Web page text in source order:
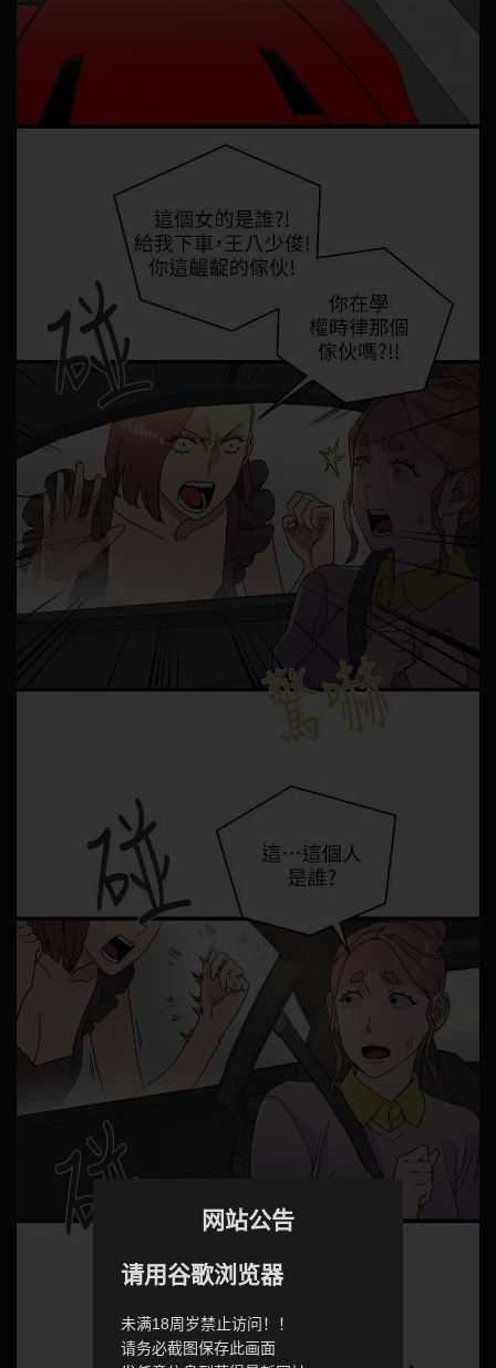
网站公告
请用谷歌浏览器
未满18周岁禁止访问！！
请务必截图保存此画面